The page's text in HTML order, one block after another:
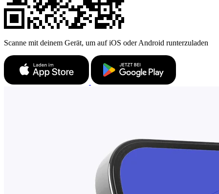
Scanne mit deinem Gerät, um auf iOS oder Android runterzuladen